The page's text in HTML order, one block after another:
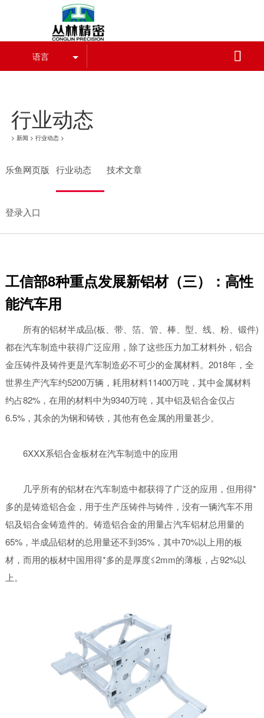
乐鱼网页版登录入口

语言
行业动态
> 新闻 > 行业动态>
乐鱼网页版
登录入口
行业动态 技术文章
工信部8种重点发展新铝材（三）：高性
能汽车用
所有的铝材半成品(板、带、箔、管、棒、型、线、粉、锻件)
都在汽车制造中获得广泛应用，除了这些压力加工材料外，铝合
金压铸件及铸件更是汽车制造必不可少的金属材料。2018年，全
世界生产汽车约5200万辆，耗用材料11400万吨，其中金属材料
约占82%，在用的材料中为9340万吨，其中铝及铝合金仅占
6.5%，其余的为钢和铸铁，其他有色金属的用量甚少。
6XXX系铝合金板材在汽车制造中的应用
几乎所有的铝材在汽车制造中都获得了广泛的应用，但用得*
多的是铸造铝合金，用于生产压铸件与铸件，没有一辆汽车不用
铝及铝合金铸造件的。铸造铝合金的用量占汽车铝材总用量的
65%，半成品铝材的总用量还不到35%，其中70%以上用的板
材，而用的板材中国用得*多的是厚度≤2mm的薄板，占92%以
上。